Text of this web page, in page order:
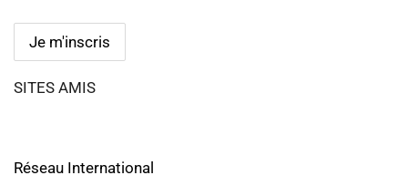
SITES AMIS
Réseau International